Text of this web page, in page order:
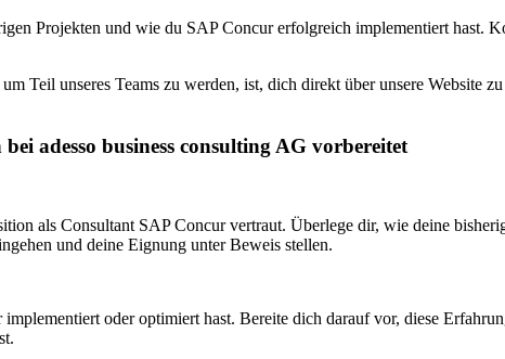
Projekten und wie du SAP Concur erfolgreich implementiert hast.
Teil unseres Teams zu werden, ist, dich direkt über unsere Website
adesso business consulting AG vorbereitet
als Consultant SAP Concur vertraut. Überlege dir, wie deine
und deine Eignung unter Beweis stellen.
oder optimiert hast. Bereite dich darauf vor, diese